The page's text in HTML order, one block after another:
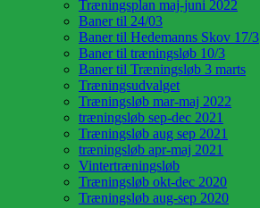
Træningsplan maj-juni 2022
Baner til 24/03
Baner til Hedemanns Skov 17/3
Baner til træningsløb 10/3
Baner til Træningsløb 3 marts
Træningsudvalget
Træningsløb mar-maj 2022
træningsløb sep-dec 2021
Træningsløb aug sep 2021
træningsløb apr-maj 2021
Vintertræningsløb
Træningsløb okt-dec 2020
Træningsløb aug-sep 2020